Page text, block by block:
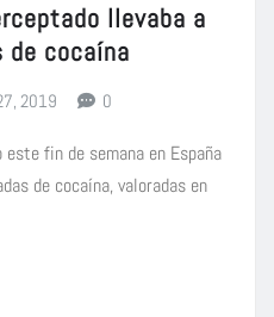
llevaba a
cocaína
2019 0
fin de semana en España
de cocaína, valoradas en